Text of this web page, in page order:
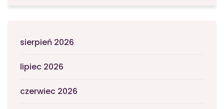
sierpień 2026
lipiec 2026
czerwiec 2026